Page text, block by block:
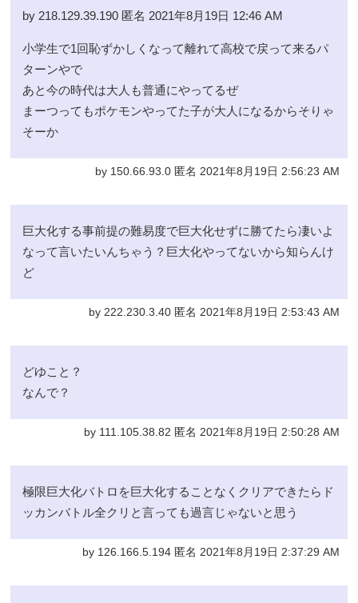
by 218.129.39.190 匿名 2021年8月19日 12:46 AM
小学生で1回恥ずかしくなって離れて高校で戻って来るパ
ターンやで
あと今の時代は大人も普通にやってるぜ
まーつってもポケモンやってた子が大人になるからそりゃ
そーか
by 150.66.93.0 匿名 2021年8月19日 2:56:23 AM
巨大化する事前提の難易度で巨大化せずに勝てたら凄いよ
なって言いたいんちゃう？巨大化やってないから知らんけ
ど
by 222.230.3.40 匿名 2021年8月19日 2:53:43 AM
どゆこと？
なんで？
by 111.105.38.82 匿名 2021年8月19日 2:50:28 AM
極限巨大化バトロを巨大化することなくクリアできたらド
ッカンバトル全クリと言っても過言じゃないと思う
by 126.166.5.194 匿名 2021年8月19日 2:37:29 AM